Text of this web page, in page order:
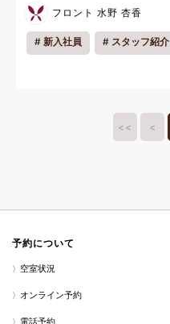
フロント 水野 杏香
新入社員 スタッフ紹介
<< <
予約について
空室状況
オンライン予約
電話予約